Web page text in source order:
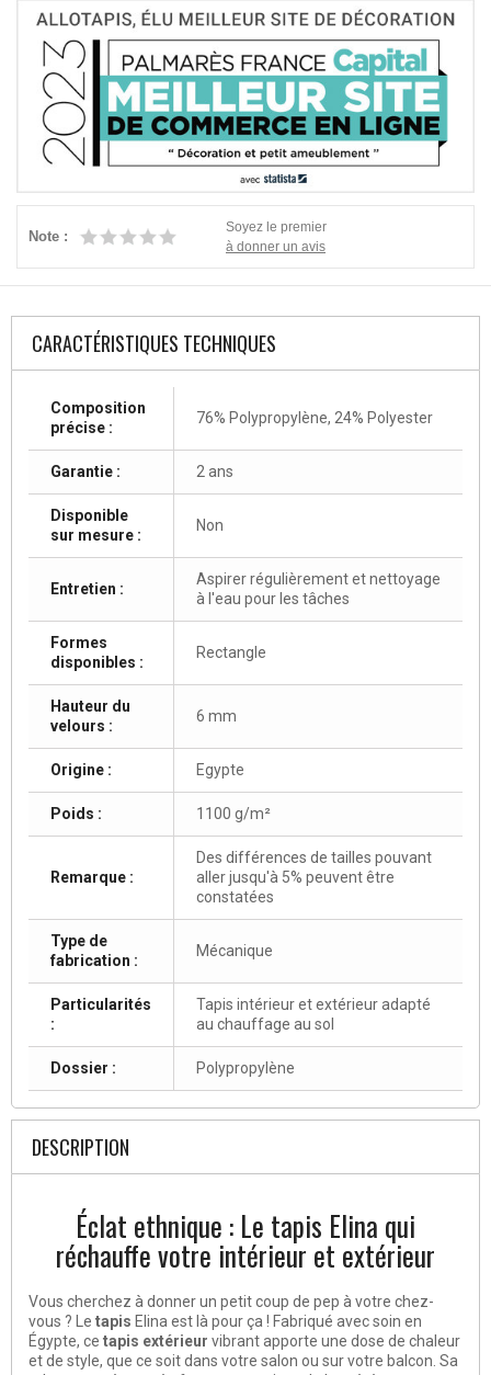
Note :
Soyez le premier
à donner un avis
CARACTÉRISTIQUES TECHNIQUES
Composition
précise :
76% Polypropylène, 24% Polyester
Garantie : 2 ans
Disponible
sur mesure :
Non
Entretien :
Aspirer régulièrement et nettoyage
à l'eau pour les tâches
Formes
disponibles :
Rectangle
Hauteur du
velours :
6 mm
Origine : Egypte
Poids : 1100 g/m²
Remarque :
Des différences de tailles pouvant
aller jusqu'à 5% peuvent être
constatées
Type de
fabrication :
Mécanique
Particularités
:
Tapis intérieur et extérieur adapté
au chauffage au sol
Dossier : Polypropylène
DESCRIPTION
Éclat ethnique : Le tapis Elina qui
réchauffe votre intérieur et extérieur
Vous cherchez à donner un petit coup de pep à votre chez-
vous ? Le tapis Elina est là pour ça ! Fabriqué avec soin en
Égypte, ce tapis extérieur vibrant apporte une dose de chaleur
et de style, que ce soit dans votre salon ou sur votre balcon. Sa